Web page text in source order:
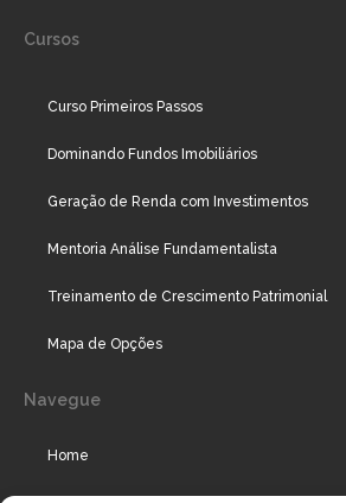
Cursos
Curso Primeiros Passos
Dominando Fundos Imobiliários
Geração de Renda com Investimentos
Mentoria Análise Fundamentalista
Treinamento de Crescimento Patrimonial
Mapa de Opções
Navegue
Home